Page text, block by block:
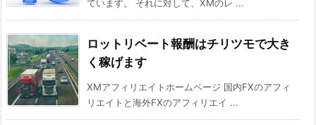
ています。 それに対して、XMのレ ...
ロットリベート報酬はチリツモで大き
く稼げます
XMアフィリエイトホームページ 国内FXのアフィ
リエイトと海外FXのアフィリエイ ...